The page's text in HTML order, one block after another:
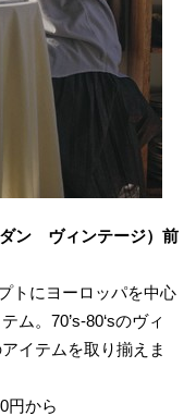
ン ヴィンテージ）前
トにヨーロッパを中心
ム。70’s-80‘sのヴィ
イテムを取り揃えま
円から